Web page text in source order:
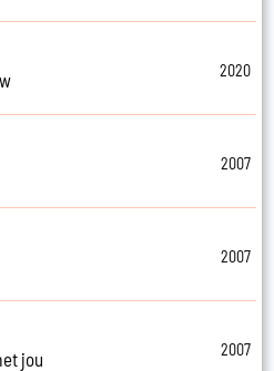
2020
2007
2007
jou
2007